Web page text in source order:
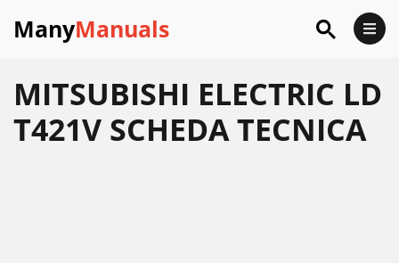
ManyManuals
MITSUBISHI ELECTRIC LD
T421V SCHEDA TECNICA